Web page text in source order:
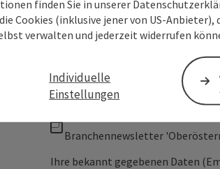
Zum Schutz vor Spam wird
personenbezogene Daten (z.
Absenden des Formulars
ist eine Kontaktaufnahme
Branchennewsletter
Ihre bekannt gegebenen Daten
finden Sie in unserer
Cookies (inklusive jener von US-Anbieter),
verwalten und jederzeit widerrufen
Individuelle
Einstellungen